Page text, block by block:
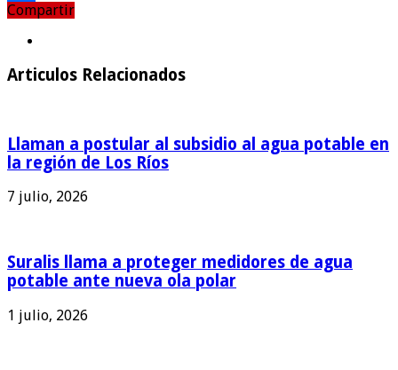
Compartir
Compartir
Articulos Relacionados
Llaman a postular al subsidio al agua potable en
la región de Los Ríos
7 julio, 2026
Suralis llama a proteger medidores de agua
potable ante nueva ola polar
1 julio, 2026